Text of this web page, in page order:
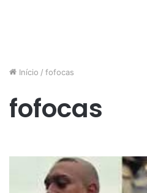
Início / fofocas
fofocas